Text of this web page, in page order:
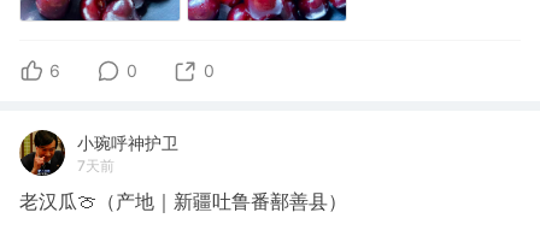
6 0 0
小琬呼神护卫
7天前
老汉瓜🍈（产地｜新疆吐鲁番鄯善县）